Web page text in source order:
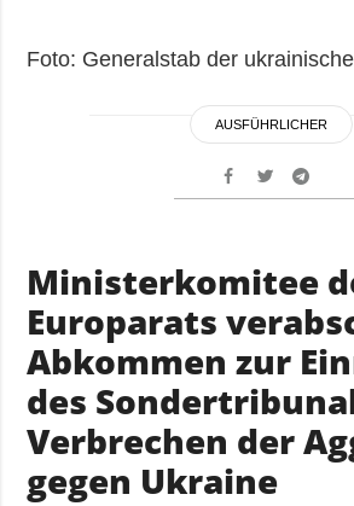
Foto: Generalstab der
AUSFÜHRLICHER
Ministerkomitee
Europarats
Abkommen zur
des
Verbrechen der
gegen Ukraine